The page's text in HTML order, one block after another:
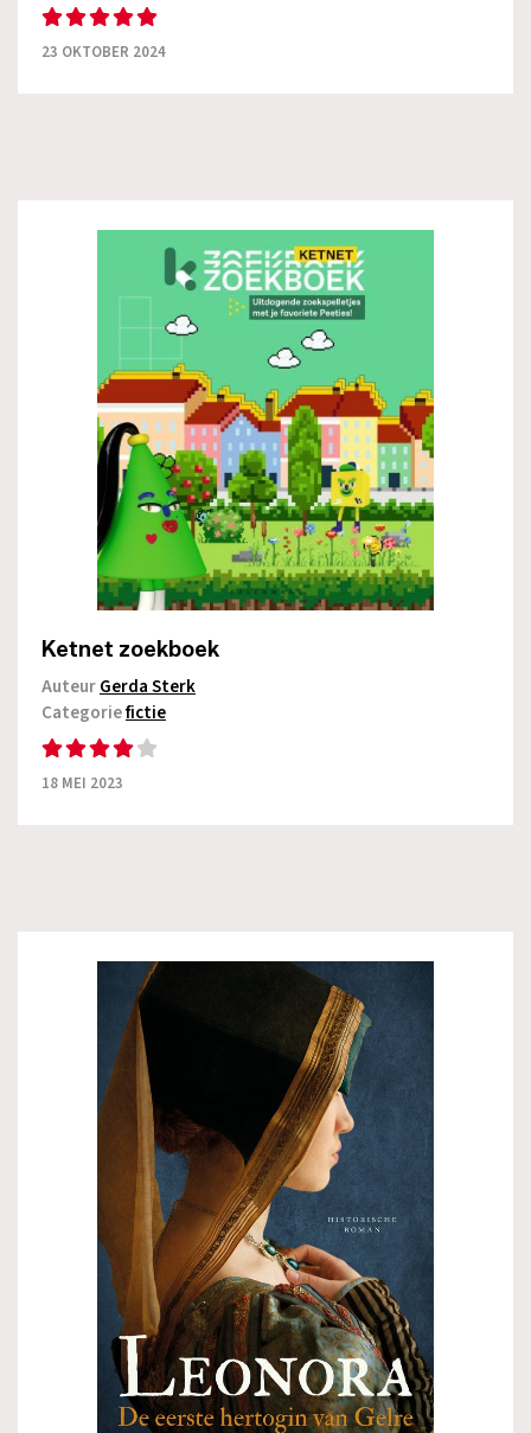
23 OKTOBER 2024
Ketnet zoekboek
AuteurGerda Sterk
Categoriefictie
18 MEI 2023